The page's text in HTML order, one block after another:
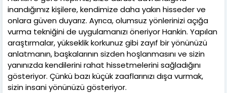
inandığımız kişilere, kendimize daha yakın hisseder ve
onlara güven duyarız. Ayrıca, olumsuz yönlerinizi açığa
vurma tekniğini de uygulamanızı öneriyor Hankin. Yapılan
araştırmalar, yükseklik korkunuz gibi zayıf bir yönünüzü
anlatmanın, başkalarının sizden hoşlanmasını ve sizin
yanınızda kendilerini rahat hissetmelerini sağladığını
gösteriyor. Çünkü bazı küçük zaaflarınızı dışa vurmak,
sizin insani yönünüzü gösteriyor.